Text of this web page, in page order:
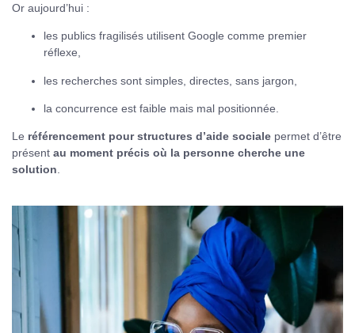
Or aujourd’hui :
les publics fragilisés utilisent Google comme premier
réflexe,
les recherches sont simples, directes, sans jargon,
la concurrence est faible mais mal positionnée.
Le référencement pour structures d’aide sociale permet d’être
présent au moment précis où la personne cherche une
solution.